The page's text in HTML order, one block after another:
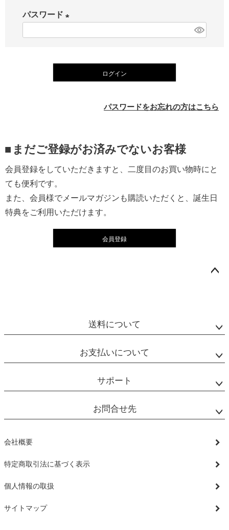
須
パスワード
須
ログイン
パスワードをお忘れの方はこちら
まだご登録がお済みでないお客様
会員登録をしていただきますと、二度目のお買い物時にと
ても便利です。
また、会員様でメールマガジンも購読いただくと、誕生日
特典をご利用いただけます。
会員登録
送料について
お支払いについて
サポート
お問合せ先
会社概要
特定商取引法に基づく表示
個人情報の取扱
サイトマップ